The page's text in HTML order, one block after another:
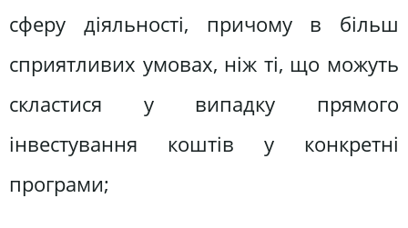
сферу діяльності, причому в більш
сприятливих умовах, ніж ті, що можуть
скластися у випадку прямого
інвестування коштів у конкретні
програми;